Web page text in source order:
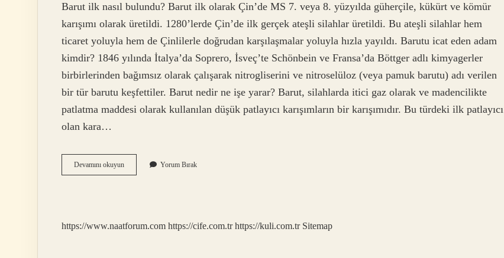
Barut ilk nasıl bulundu? Barut ilk olarak Çin’de MS 7. veya 8. yüzyılda güherçile, kükürt ve kömür
karışımı olarak üretildi. 1280’lerde Çin’de ilk gerçek ateşli silahlar üretildi. Bu ateşli silahlar hem
ticaret yoluyla hem de Çinlilerle doğrudan karşılaşmalar yoluyla hızla yayıldı. Barutu icat eden adam
kimdir? 1846 yılında İtalya’da Soprero, İsveç’te Schönbein ve Fransa’da Böttger adlı kimyagerler
birbirlerinden bağımsız olarak çalışarak nitrogliserini ve nitroselüloz (veya pamuk barutu) adı verilen
bir tür barutu keşfettiler. Barut nedir ne işe yarar? Barut, silahlarda itici gaz olarak ve madencilikte
patlatma maddesi olarak kullanılan düşük patlayıcı karışımların bir karışımıdır. Bu türdeki ilk patlayıcı
olan kara…
Devamını okuyunBarut
Nedir
Yorum Bırak
https://www.naatforum.com https://cife.com.tr https://kuli.com.tr Sitemap